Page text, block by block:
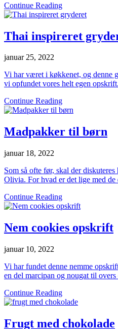
Continue Reading
Thai inspireret
januar 25, 2022
Vi har været i køkkenet, og denne
vi opfundet vores helt egen
Continue Reading
Madpakker til børn
januar 18, 2022
Som så ofte før, skal der
Olivia. For hvad er det lige med
Continue Reading
Nem cookies opskrift
januar 10, 2022
Vi har fundet denne nemme
en del marcipan og nougat til
Continue Reading
Frugt med chokolade